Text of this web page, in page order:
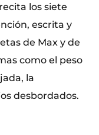
los siete
escrita y
de Max y de
como el peso
la
desbordados.